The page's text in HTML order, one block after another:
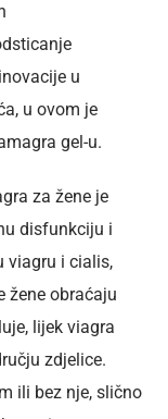
u
u ovom je
gel-u.
za žene je
disfunkciju i
viagru i cialis,
žene obraćaju
lijek viagra
zdjelice.
ili bez nje, slično